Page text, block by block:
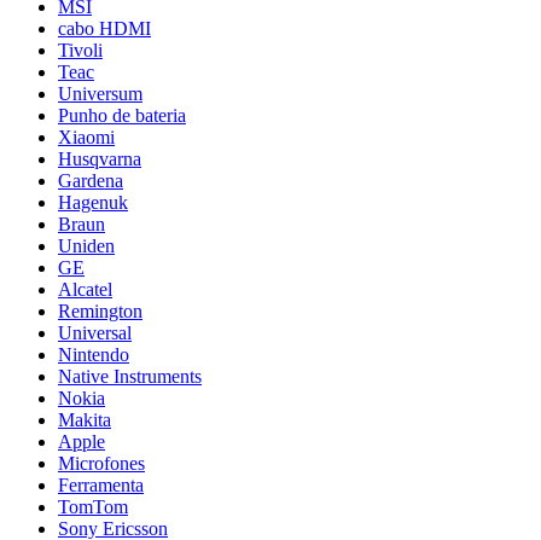
MSI
cabo HDMI
Tivoli
Teac
Universum
Punho de bateria
Xiaomi
Husqvarna
Gardena
Hagenuk
Braun
Uniden
GE
Alcatel
Remington
Universal
Nintendo
Native Instruments
Nokia
Makita
Apple
Microfones
Ferramenta
TomTom
Sony Ericsson